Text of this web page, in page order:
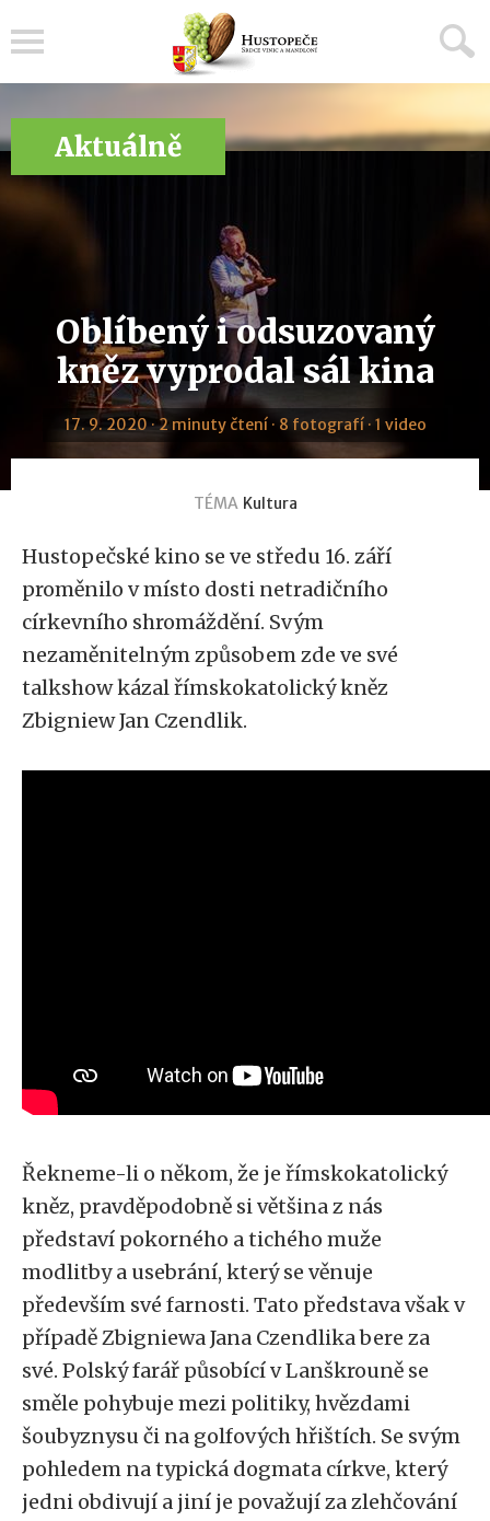
Aktuálně
Oblíbený i odsuzovaný
kněz vyprodal sál kina
17. 9. 2020 · 2 minuty čtení · 8 fotografí · 1 video
TÉMA Kultura
Hustopečské kino se ve středu 16. září
proměnilo v místo dosti netradičního
církevního shromáždění. Svým
nezaměnitelným způsobem zde ve své
talkshow kázal římskokatolický kněz
Zbigniew Jan Czendlik.
Řekneme-li o někom, že je římskokatolický
kněz, pravděpodobně si většina z nás
představí pokorného a tichého muže
modlitby a usebrání, který se věnuje
především své farnosti. Tato představa však v
případě Zbigniewa Jana Czendlika bere za
své. Polský farář působící v Lanškrouně se
směle pohybuje mezi politiky, hvězdami
šoubyznysu či na golfových hřištích. Se svým
pohledem na typická dogmata církve, který
jedni obdivují a jiní je považují za zlehčování